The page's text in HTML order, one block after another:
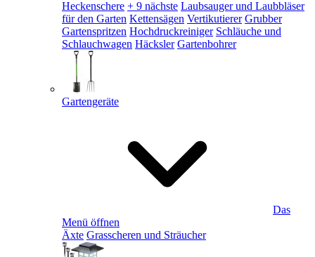
Heckenschere + 9 nächste Laubsauger und Laubbläser
für den Garten Kettensägen Vertikutierer Grubber
Gartenspritzen Hochdruckreiniger Schläuche und
Schlauchwagen Häcksler Gartenbohrer
Gartengeräte
Das
Menü öffnen
Äxte Grasscheren und Sträucher